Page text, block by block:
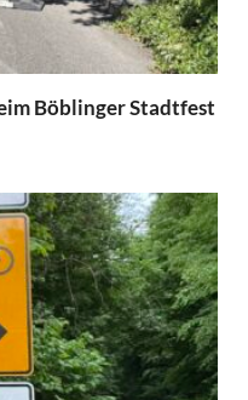
Böblinger Stadtfest